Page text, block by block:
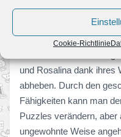
Cookie-Richtlinie
ersten Auftritt in der
Jeder der Minis hat
etwa kann seine
und Rosalina dank ihres
abheben. Durch den
Fähigkeiten kann man
Puzzles verändern, aber
ungewohnte Weise